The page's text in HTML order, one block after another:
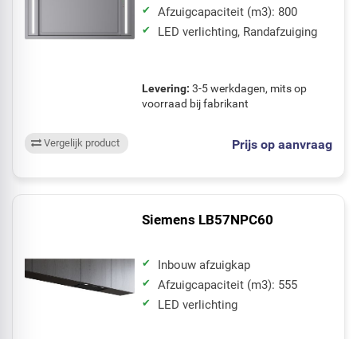
Afzuigcapaciteit (m3): 800
LED verlichting, Randafzuiging
Levering: 3-5 werkdagen, mits op
voorraad bij fabrikant
Prijs op aanvraag
Vergelijk product
Siemens LB57NPC60
Inbouw afzuigkap
Afzuigcapaciteit (m3): 555
LED verlichting